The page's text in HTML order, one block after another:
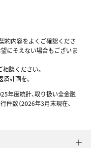
約内容をよくご確認くださ
にそえない場合もございま
談ください。
計画を。
年度統計、取り扱い全金融
件数（2026年3月末現在、